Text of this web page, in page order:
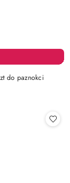
do paznokci